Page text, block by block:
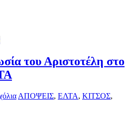
του Αριστοτέλη στο
ΑΠΟΨΕΙΣ, ΕΛΤΑ, ΚΙΤΣΟΣ,